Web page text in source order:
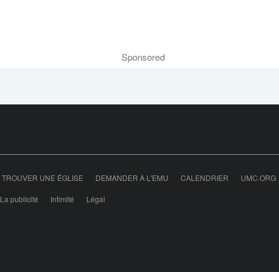
Sponsored
TROUVER UNE ÉGLISE DEMANDER À L'EMU CALENDRIER UMC.ORG
La publicité Intimité Légal